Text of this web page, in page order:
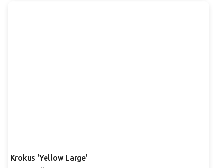
Krokus 'Yellow Large'